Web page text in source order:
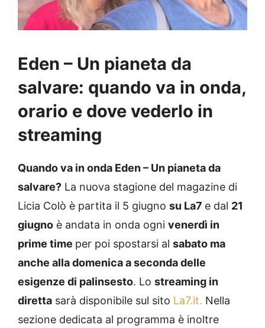
Eden – Un pianeta da
salvare: quando va in onda,
orario e dove vederlo in
streaming
Quando va in onda Eden – Un pianeta da
salvare? La nuova stagione del magazine di
Licia Colò è partita il 5 giugno su La7 e dal 21
giugno è andata in onda ogni venerdì in
prime time per poi spostarsi al sabato ma
anche alla domenica a seconda delle
esigenze di palinsesto. Lo streaming in
diretta sarà disponibile sul sito La7.it. Nella
sezione dedicata al programma è inoltre